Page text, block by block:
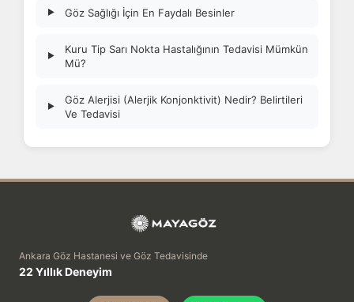
▶ Göz Sağlığı İçin En Faydalı Besinler
▶
Kuru Tip Sarı Nokta Hastalığının Tedavisi Mümkün
Mü?
▶
Göz Alerjisi (Alerjik Konjonktivit) Nedir? Belirtileri
Ve Tedavisi
Ankara Göz Hastanesi ve Göz Tedavisinde
22 Yıllık Deneyim